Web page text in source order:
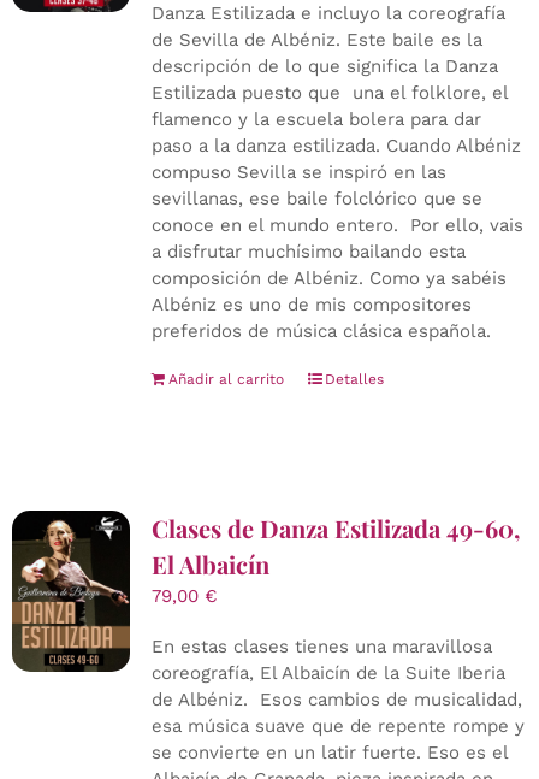
Danza Estilizada e incluyo la coreografía
de Sevilla de Albéniz. Este baile es la
descripción de lo que significa la Danza
Estilizada puesto que una el folklore, el
flamenco y la escuela bolera para dar
paso a la danza estilizada. Cuando Albéniz
compuso Sevilla se inspiró en las
sevillanas, ese baile folclórico que se
conoce en el mundo entero. Por ello, vais
a disfrutar muchísimo bailando esta
composición de Albéniz. Como ya sabéis
Albéniz es uno de mis compositores
preferidos de música clásica española.
Añadir al carrito Detalles
Clases de Danza Estilizada 49-60,
El Albaicín
79,00 €
En estas clases tienes una maravillosa
coreografía, El Albaicín de la Suite Iberia
de Albéniz. Esos cambios de musicalidad,
esa música suave que de repente rompe y
se convierte en un latir fuerte. Eso es el